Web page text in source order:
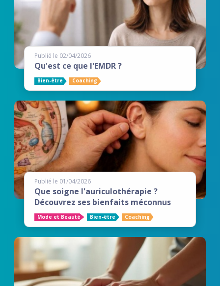
Publié le 02/04/2026
Qu'est ce que l'EMDR ?
Bien-être Coaching
Publié le 01/04/2026
Que soigne l'auriculothérapie ?
Découvrez ses bienfaits méconnus
Mode et Beauté Bien-être Coaching